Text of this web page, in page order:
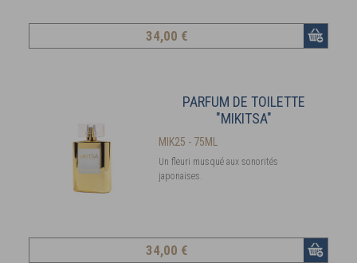
34,00 €
PARFUM DE TOILETTE
"MIKITSA"
MIK25 - 75ML
Un fleuri musqué aux sonorités
japonaises.
34,00 €